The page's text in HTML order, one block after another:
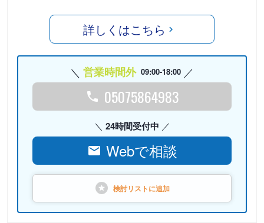
詳しくはこちら
営業時間外 09:00-18:00
05075864983
24時間受付中
Webで相談
検討リストに追加